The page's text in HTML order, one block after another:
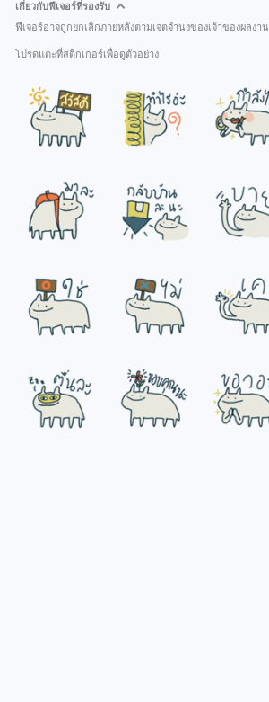
เกี่ยวกับฟีเจอร์ที่รองรับ
ฟีเจอร์อาจถูกยกเลิกภายหลังตามเจตจำนงของเจ้าของผลงาน
โปรดแตะที่สติกเกอร์เพื่อดูตัวอย่าง